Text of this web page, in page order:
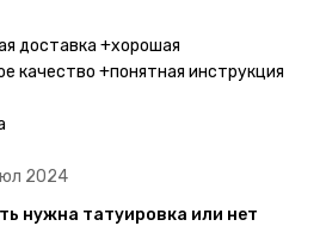
меня настоящей находкой. Как
понеслась их забирать. Хочу
большой выбор мест для
упрощает процесс получения
в бумажный плотный
ещё одна упаковка с
набора: сами тату,
пакетики, салфетки,
Всё выглядит очень мило. Я уже
доставка +хорошая
качество +понятная инструкция
2024
нужна татуировка или нет